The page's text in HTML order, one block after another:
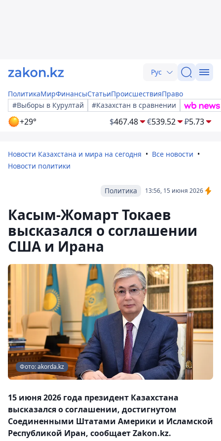
Рус
ПолитикаМирФинансыСтатьиПроисшествияПраво
#Выборы в Курултай
#Казахстан в сравнении
+29° $467.48 €539.52 ₽5.73
Новости Казахстана и мира на сегодня
Все новости
Новости политики
13:56, 15 июня 2026
Политика
Касым-Жомарт Токаев
высказался о соглашении
США и Ирана
Фото: akorda.kz
15 июня 2026 года президент Казахстана
высказался о соглашении, достигнутом
Соединенными Штатами Америки и Исламской
Республикой Иран, сообщает Zakon.kz.